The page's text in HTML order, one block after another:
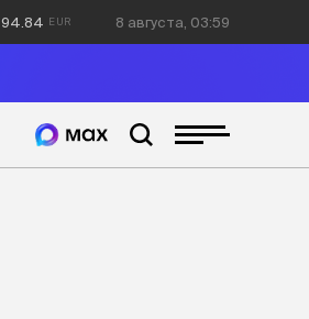
94.84 8 августа, 03:59